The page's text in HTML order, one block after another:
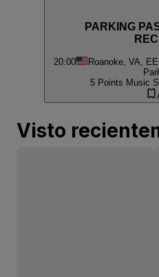
PARKING
20:00 Roanoke, VA,
5 Points Music
Visto